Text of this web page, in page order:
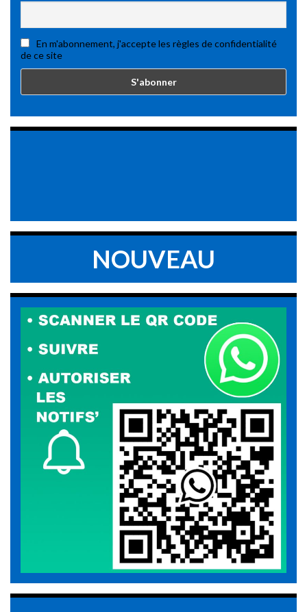
En m'abonnement, j'accepte les règles de confidentialité
de ce site
NOUVEAU